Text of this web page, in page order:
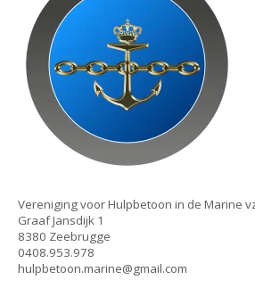
Vereniging voor Hulpbetoon in de Marine
Graaf Jansdijk 1
8380 Zeebrugge
0408.953.978
hulpbetoon.marine@gmail.com